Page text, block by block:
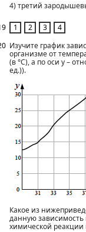
4) третий
Изучите график
организме от
(в °С), а по оси у –
ед.)).
Какое из
данную зависимость
химической